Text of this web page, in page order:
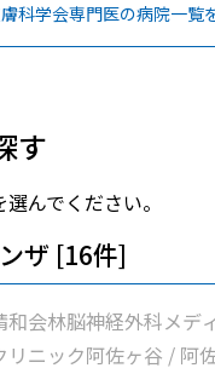
科学会専門医の病院一覧
す
んでください。
ザ [16件]
和会林脳神経外科メデ
リニック阿佐ヶ谷 / 阿